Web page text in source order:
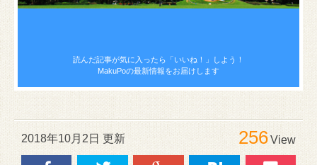
読んだ記事が気に入ったら 「いいね！」しよう！
MakuPoの最新情報をお届けします
2018年10月2日 更新 256View